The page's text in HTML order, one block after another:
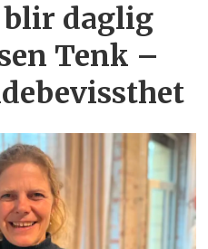
blir daglig
Tenk –